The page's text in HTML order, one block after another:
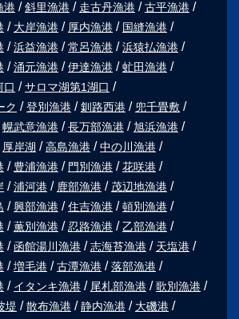
港 斜里漁港 走古丹漁港
古平漁港
大岸漁港 厚内漁港
国縫漁港
浜益漁港 常呂漁港
浜猿払漁港
涌元漁港 伊達漁港
虻田漁港
口
サロマ湖第1湖口
ク
登別漁港 釧路西港
兜千畳敷
幌武意漁港 長万部漁港
旭浜漁港
厚岸湖 高島漁港
中の川漁港
豊浦漁港 門別漁港
花咲港
浦河港 鹿部漁港
茂辺地漁港
興部漁港 住吉漁港
頓別漁港
薫別漁港 忍路漁港
乙部漁港
函館湯川漁港 志海苔漁港
天塩港
増毛港 古潭漁港
落部漁港
イタンキ漁港 尾札部漁港
歌別漁港
堤
散布漁港 静内漁港
大磯港